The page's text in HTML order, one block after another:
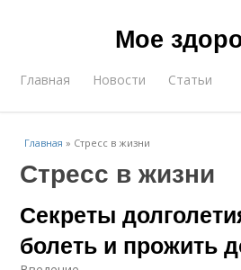
Мое
Главная Новости Статьи
Главная » Стресс в жизни
Стресс в жизни
Секреты
болеть и прожить